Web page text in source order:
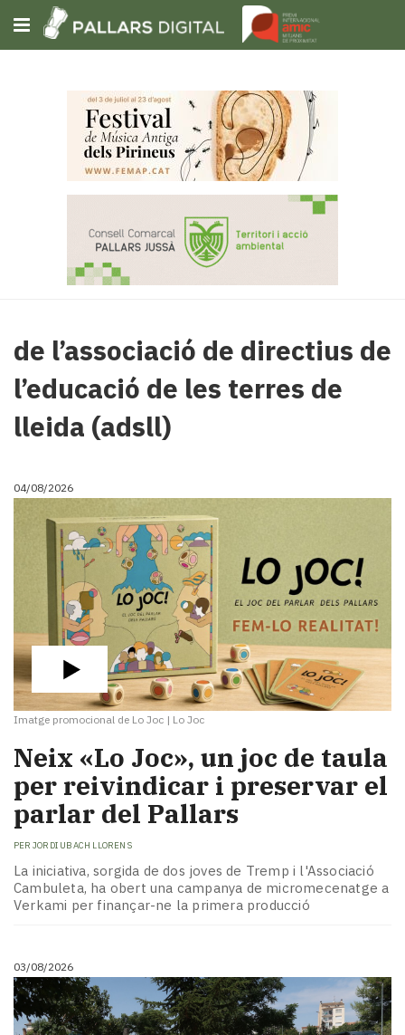
Subscriu-t'hi
Portada
Política
i
municipis
Economia
i
turisme
Esports
Mai
tant!
mitjans
temps
Reportatges
Entrevistes
Enquestes
A
Dis
teva!
Subscriptors
del
Pallars
Lo
més
llegit...
Editorial
de l’associació de directius de
l’educació de les terres de
lleida (adsll)
04/08/2026
Imatge promocional de Lo Joc | Lo Joc
​Neix «Lo Joc», un joc de taula
per reivindicar i preservar el
parlar del Pallars
PER JORDI UBACH LLORENS
La iniciativa, sorgida de dos joves de Tremp i l'Associació
Cambuleta, ha obert una campanya de micromecenatge a
Verkami per finançar-ne la primera producció
03/08/2026